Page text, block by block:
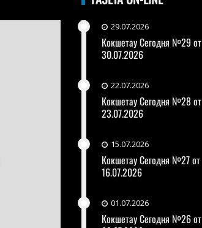
29.07.2026
Кокшетау Сегодня №29 от
30.07.2026
22.07.2026
Кокшетау Сегодня №28 от
23.07.2026
15.07.2026
Кокшетау Сегодня №27 от
16.07.2026
01.07.2026
Кокшетау Сегодня №26 от